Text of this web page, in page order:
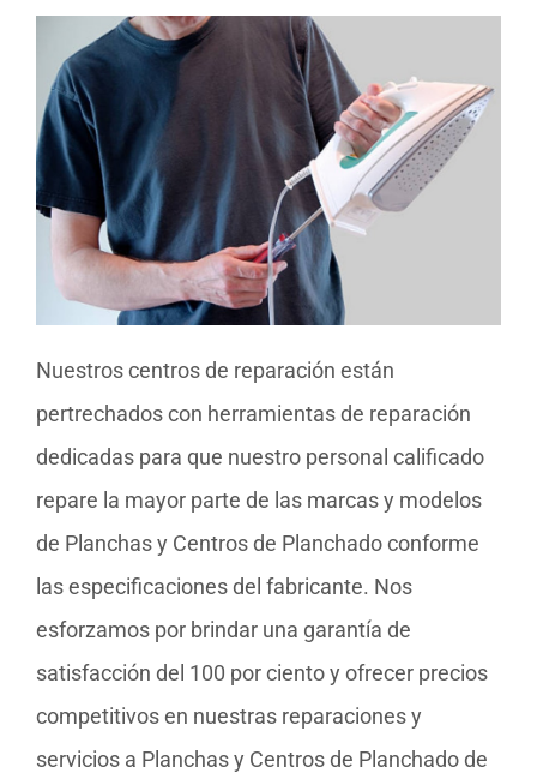
Nuestros centros de reparación están
pertrechados con herramientas de reparación
dedicadas para que nuestro personal calificado
repare la mayor parte de las marcas y modelos
de Planchas y Centros de Planchado conforme
las especificaciones del fabricante. Nos
esforzamos por brindar una garantía de
satisfacción del 100 por ciento y ofrecer precios
competitivos en nuestras reparaciones y
servicios a Planchas y Centros de Planchado de